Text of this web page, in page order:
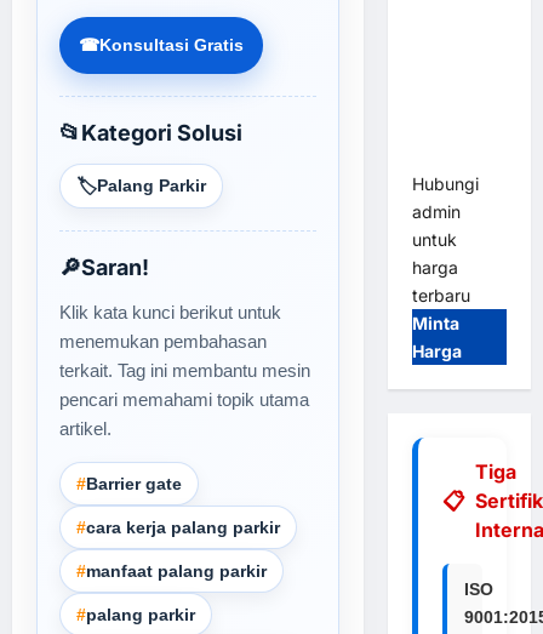
☎Konsultasi Gratis
📂Kategori Solusi
🏷️Palang Parkir
🔎Saran!
Klik kata kunci berikut untuk
menemukan pembahasan
terkait. Tag ini membantu mesin
pencari memahami topik utama
artikel.
#Barrier gate
#cara kerja palang parkir
#manfaat palang parkir
#palang parkir
Hubungi
admin
untuk
harga
terbaru
Minta
Harga
Tiga
ISO